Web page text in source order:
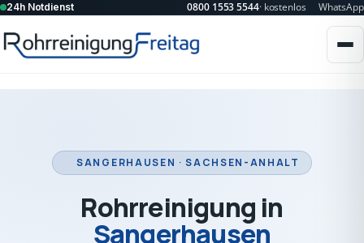
24h Notdienst 0800 1553 5544· kostenlos WhatsApp
SANGERHAUSEN · SACHSEN-ANHALT
Rohrreinigung in
Sangerhausen